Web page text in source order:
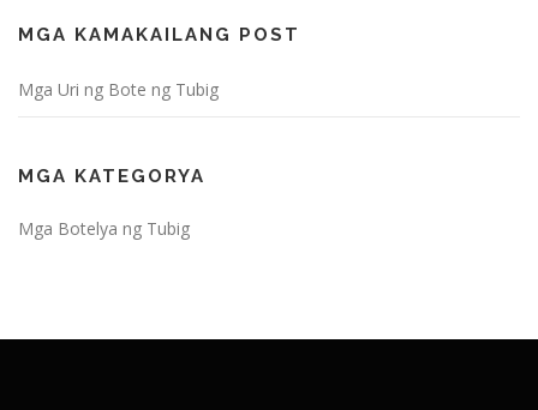
MGA KAMAKAILANG POST
Mga Uri ng Bote ng Tubig
MGA KATEGORYA
Mga Botelya ng Tubig